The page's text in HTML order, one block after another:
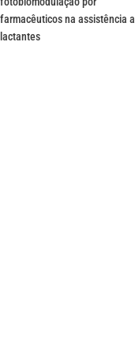
farmacêuticos na assistência a
lactantes